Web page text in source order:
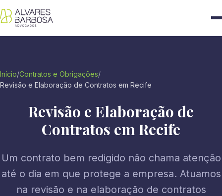
Início/Contratos e Obrigações/
Revisão e Elaboração de Contratos em Recife
Revisão e Elaboração de
Contratos em Recife
Um contrato bem redigido não chama atenção
até o dia em que protege a empresa. Atuamos
na revisão e na elaboração de contratos